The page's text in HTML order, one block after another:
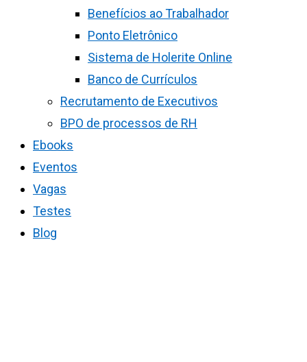
Benefícios ao Trabalhador
Ponto Eletrônico
Sistema de Holerite Online
Banco de Currículos
Recrutamento de Executivos
BPO de processos de RH
Ebooks
Eventos
Vagas
Testes
Blog